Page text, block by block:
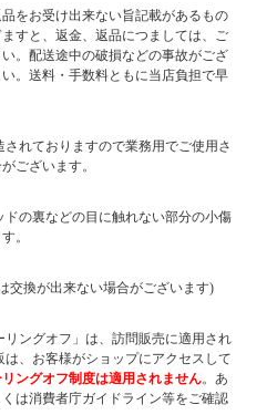
をお受け出来ない旨記載があるもの
すと、返金、返品につましては、ご
。配送途中の破損などの事故がござ
。送料・手数料ともに当店負担で早
れておりますので業務用でご使用さ
ございます。
の裏などの目に触れない部分の小傷
。
交換が出来ない場合がございます)
ングオフ」は、訪問販売に適用され
、お客様がショップにアクセスして
リングオフ制度は適用されません。あ
は消費者庁ガイドライン等をご確認